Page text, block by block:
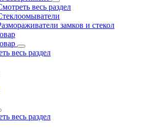
весь раздел
замков и стекол
весь раздел
весь раздел